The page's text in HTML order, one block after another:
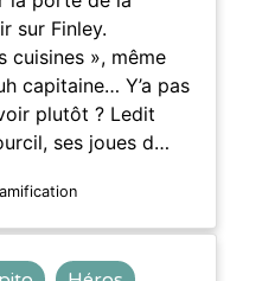
sur Finley.
cuisines », même
Y’a pas
plutôt ? Ledit
ses joues d…